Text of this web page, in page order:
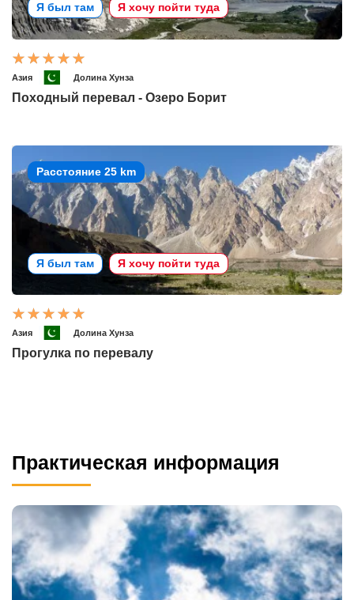
Я был там Я хочу пойти туда
Азия Долина Хунза
Походный перевал - Озеро Борит
Расстояние 25 km
Я был там Я хочу пойти туда
Азия Долина Хунза
Прогулка по перевалу
Практическая информация